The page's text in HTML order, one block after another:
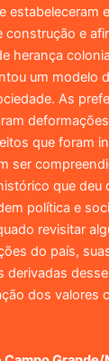
estabeleceram
e
herança
um modelo
As
que foram
ser
que deu
política e
revisitar
do país,
derivadas
dos valores